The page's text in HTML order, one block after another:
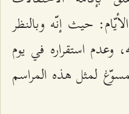
حيث إنّه وبالنظر
وعدم استقراره في يوم
لمثل هذه المراسم